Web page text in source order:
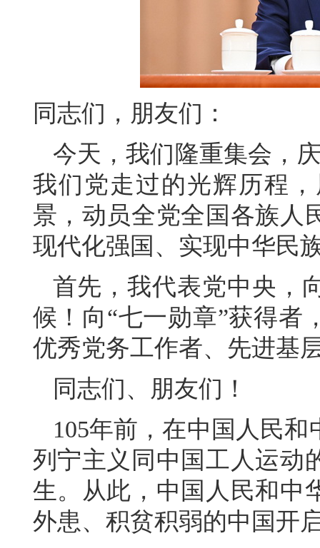
同志们，朋友们：
今天，我们隆重集会，
我们党走过的光辉历程
景，动员全党全国各族人
现代化强国、实现中华民
首先，我代表党中央，
候！向“七一勋章”获得者
优秀党务工作者、先进基
同志们、朋友们！
105年前，在中国人民
列宁主义同中国工人运动
生。从此，中国人民和中
外患、积贫积弱的中国开